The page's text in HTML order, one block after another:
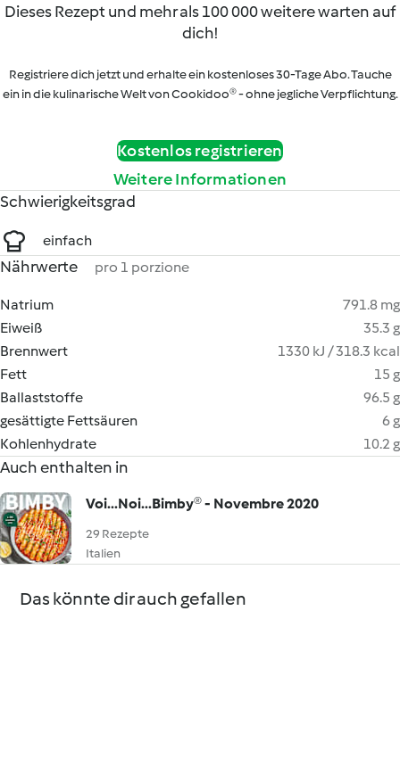
Dieses Rezept und mehr als 100 000 weitere warten auf
dich!
Registriere dich jetzt und erhalte ein kostenloses 30-Tage Abo. Tauche
ein in die kulinarische Welt von Cookidoo® - ohne jegliche Verpflichtung.
Kostenlos registrieren
Weitere Informationen
Schwierigkeitsgrad
einfach
Nährwerte pro 1 porzione
Natrium
791.8 mg
Eiweiß
35.3 g
Brennwert
1330 kJ / 318.3 kcal
Fett
15 g
Ballaststoffe
96.5 g
gesättigte Fettsäuren
6 g
Kohlenhydrate
10.2 g
Auch enthalten in
Voi...Noi...Bimby® - Novembre 2020
29 Rezepte
Italien
Das könnte dir auch gefallen